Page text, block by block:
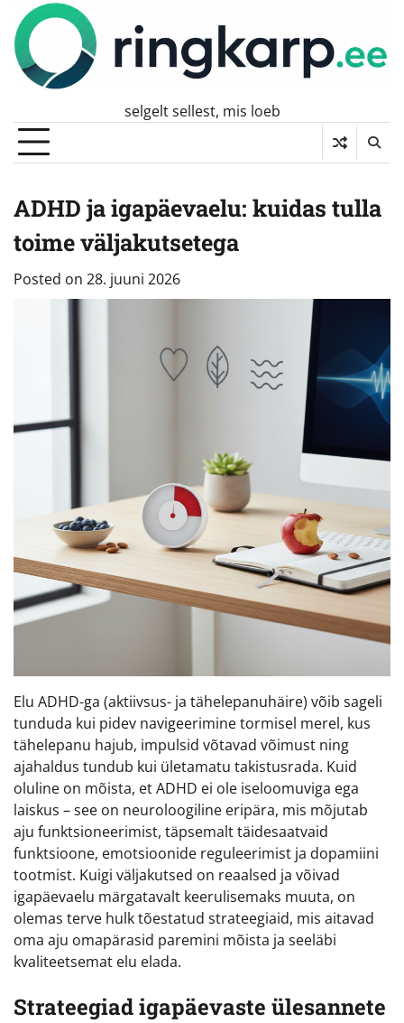
Skip
content
selgelt sellest, mis loeb
ADHD ja igapäevaelu: kuidas tulla
toime väljakutsetega
Posted on 28. juuni 2026
Elu ADHD-ga (aktiivsus- ja tähelepanuhäire) võib sageli
tunduda kui pidev navigeerimine tormisel merel, kus
tähelepanu hajub, impulsid võtavad võimust ning
ajahaldus tundub kui ületamatu takistusrada. Kuid
oluline on mõista, et ADHD ei ole iseloomuviga ega
laiskus – see on neuroloogiline eripära, mis mõjutab
aju funktsioneerimist, täpsemalt täidesaatvaid
funktsioone, emotsioonide reguleerimist ja dopamiini
tootmist. Kuigi väljakutsed on reaalsed ja võivad
igapäevaelu märgatavalt keerulisemaks muuta, on
olemas terve hulk tõestatud strateegiaid, mis aitavad
oma aju omapärasid paremini mõista ja seeläbi
kvaliteetsemat elu elada.
Strateegiad igapäevaste ülesannete